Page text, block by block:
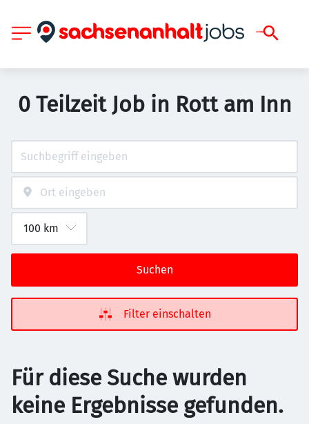
0 Teilzeit Job in Rott am Inn
Suchen
Filter einschalten
Für diese Suche wurden
keine Ergebnisse gefunden.